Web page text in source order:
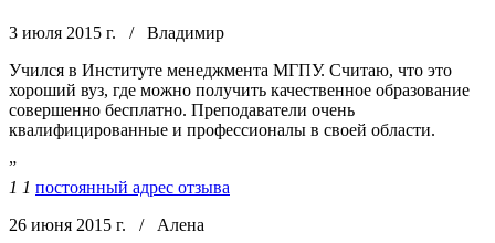
3 июля 2015 г. / Владимир
Учился в Институте менеджмента МГПУ. Считаю, что это
хороший вуз, где можно получить качественное образование
совершенно бесплатно. Преподаватели очень
квалифицированные и профессионалы в своей области.
”
1 1 постоянный адрес отзыва
26 июня 2015 г.
/ Алена